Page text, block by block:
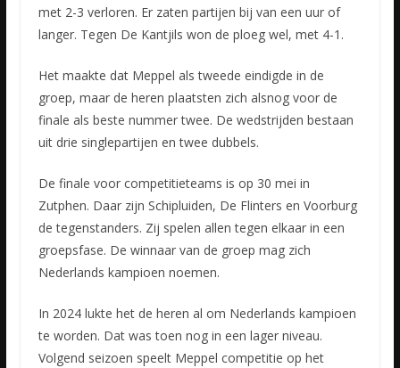
met 2-3 verloren. Er zaten partijen bij van een uur of
langer. Tegen De Kantjils won de ploeg wel, met 4-1.
Het maakte dat Meppel als tweede eindigde in de
groep, maar de heren plaatsten zich alsnog voor de
finale als beste nummer twee. De wedstrijden bestaan
uit drie singlepartijen en twee dubbels.
De finale voor competitieteams is op 30 mei in
Zutphen. Daar zijn Schipluiden, De Flinters en Voorburg
de tegenstanders. Zij spelen allen tegen elkaar in een
groepsfase. De winnaar van de groep mag zich
Nederlands kampioen noemen.
In 2024 lukte het de heren al om Nederlands kampioen
te worden. Dat was toen nog in een lager niveau.
Volgend seizoen speelt Meppel competitie op het